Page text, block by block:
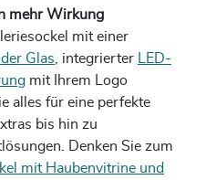
mehr Wirkung
mit einer
Glas, integrierter LED-
mit Ihrem Logo
alles für eine perfekte
bis hin zu
Denken Sie zum
mit Haubenvitrine und